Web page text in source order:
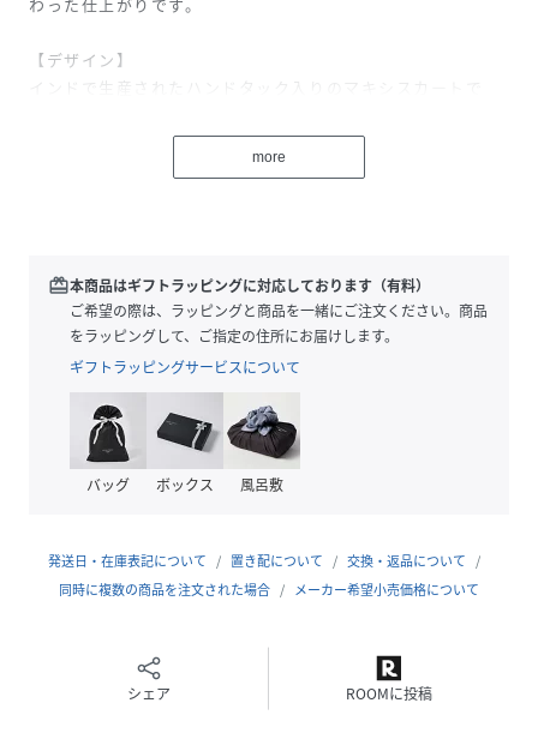
【デザイン】
インドで生産されたハンドタック入りのマキシスカートで
仕上げています。手仕事による繊細なタックが立体感を生
み、夏らしいリゾート感のある雰囲気を演出します。裾まで
さい。
【コーディネート】
シンプルなカットソーやタンクトップを合わせるだけで、ス
カートの存在感が引き立ちます。シャツ羽織や軽いカーディ
ガンを重ねてもバランスが取りやすく、サンダルやフラット
シューズとも好相性です。旅行や休日のリラックススタイル
にも取り入れやすい一枚です。
インドスカート/マキシスカート/ハンドタック/コットンスカ
ート/ウエストゴム/インド製/リゾートスカート/夏スカート/
SNSハッシュタグ
#マキシスカート#インドスカート#ハンドタック#コットンス
more
redeem本商品はギフトラッピングに対応しております（有料）
ご希望の際は、ラッピングと商品を一緒にご注文ください。商品
をラッピングして、ご指定の住所にお届けします。
ギフトラッピングサービスについて
バッグ ボックス 風呂敷
発送日・在庫表記について 置き配について
交換・返品について
同時に複数の商品を注文された場合
メーカー希望小売価格について
シェア ROOMに投稿